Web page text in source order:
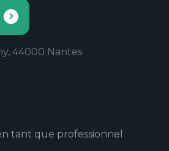
44000 Nantes
tant que professionnel